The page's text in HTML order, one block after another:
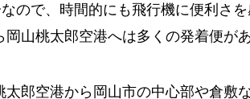
ので、時間的にも飛行機に便利さを
山桃太郎空港へは多くの発着便があ
太郎空港から岡山市の中心部や倉敷